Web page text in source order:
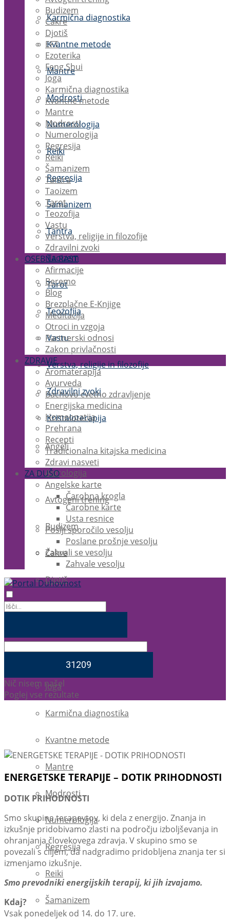
Karmična diagnostika
Kvantne metode
Mantre
Modrosti
Numerologija
Reiki
Regresija
Šamanizem
Tantra
Taoizem
Tarot
Teozofija
Vastu
Verstva, religije in filozofije
Zdravilni zvoki
Kristaloterapija
Angeli
Astrologija
Avtogeni trening
Budizem
Čakre
Djotiš
Feng Shui
Joga
Karmična diagnostika
Kvantne metode
Mantre
Modrosti
Numerologija
Regresija
Reiki
Šamanizem
Budizem
Čakre
Djotiš
EFT
Ezoterika
Feng Shui
Joga
Karmična diagnostika
Kvantne metode
Mantre
Modrosti
Numerologija
Regresija
Reiki
Šamanizem
Tantra
Taoizem
Tarot
Teozofija
Vastu
Verstva, religije in filozofije
Zdravilni zvoki
OSEBNA RAST
Afirmacije
Beremo
Blog
Brezplačne E-Knjige
Meditacija
Otroci in vzgoja
Partnerski odnosi
Zakon privlačnosti
ZDRAVJE
Aromaterapija
Ayurveda
Bachovo cvetno zdravljenje
Energijska medicina
Homeopatija
Prehrana
Recepti
Tradicionalna kitajska medicina
Zdravi nasveti
ZA DUŠO
Angelske karte
Čarobna krogla
Čarobne karte
Usta resnice
Pošlji sporočilo vesolju
Poslane prošnje vesolju
Zahvali se vesolju
Zahvale vesolju
Nič nisem našel
Poglej vse rezultate
ENERGETSKE TERAPIJE – DOTIK PRIHODNOSTI
DOTIK PRIHODNOSTI
Smo skupina terapevtov, ki dela z energijo. Znanja in
izkušnje pridobivamo zlasti na področju izboljševanja in
ohranjanja človekovega zdravja. V skupino smo se
povezali s ciljem, da nadgradimo pridobljena znanja ter si
izmenjamo izkušnje.
Smo prevodniki energijskih terapij, ki jih izvajamo.
Kdaj?
Vsak ponedeljek od 14. do 17. ure.